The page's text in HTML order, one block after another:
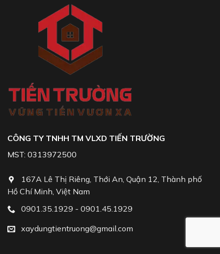
CÔNG TY TNHH TM VLXD TIẾN TRƯỜNG
MST: 0313972500
167A Lê Thị Riêng, Thới An, Quận 12, Thành phố
Hồ Chí Minh, Việt Nam
0901.35.1929 - 0901.45.1929
xaydungtientruong@gmail.com